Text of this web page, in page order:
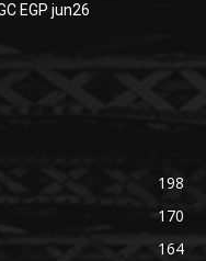
EGP jun26
198
170
164